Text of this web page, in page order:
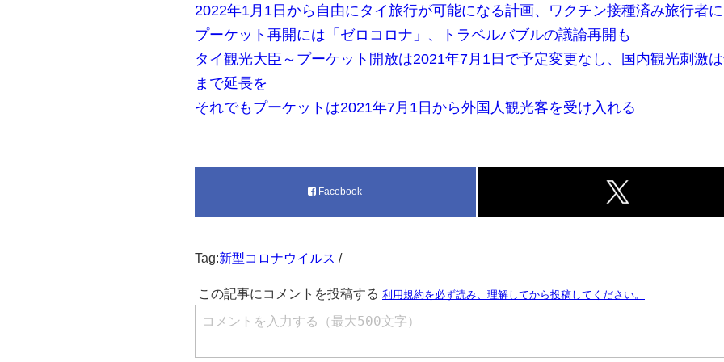
2022年1月1日から自由にタイ旅行が可能になる計画、ワクチン接種済み旅行者
プーケット再開には「ゼロコロナ」、トラベルバブルの議論再開も
タイ観光大臣～プーケット開放は2021年7月1日で予定変更なし、国内観光刺激
まで延長を
それでもプーケットは2021年7月1日から外国人観光客を受け入れる
Facebook
Tag:新型コロナウイルス /